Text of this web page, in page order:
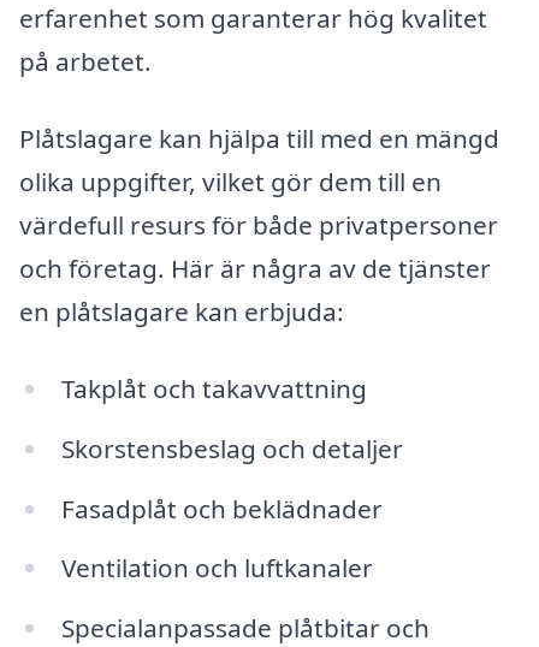
erfarenhet som garanterar hög kvalitet
på arbetet.
Plåtslagare kan hjälpa till med en mängd
olika uppgifter, vilket gör dem till en
värdefull resurs för både privatpersoner
och företag. Här är några av de tjänster
en plåtslagare kan erbjuda:
Takplåt och takavvattning
Skorstensbeslag och detaljer
Fasadplåt och beklädnader
Ventilation och luftkanaler
Specialanpassade plåtbitar och